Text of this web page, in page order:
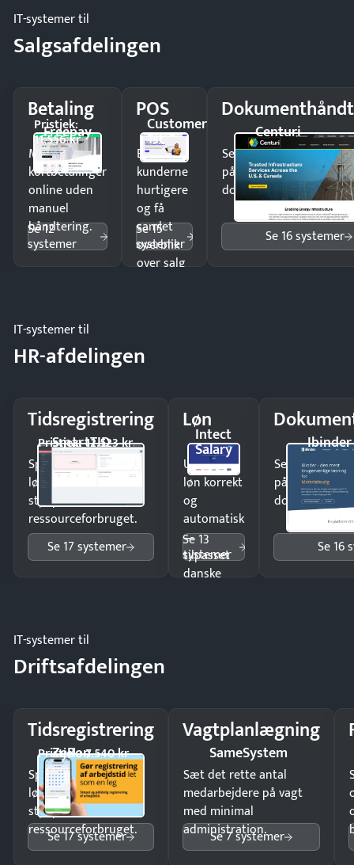
IT-systemer til
Salgsafdelingen
Betaling
Freepay
Pristjek:
11.556 kr
Modtag
kortbetalinger
online uden
manuel
håndtering.
Se 12
systemer
POS
Customer
1st
Ekspedér
kunderne
hurtigere
og få
samlet
overblik
over salg
Se 15
systemer
Centuri
Send kontrakter til
på minutter og mist
dokumenter.
Se 16 systemer
IT-systemer til
HR-afdelingen
Tidsregistrering
SmartTID
Pristjek: 12.523 kr
Spar tid på
lønberegning og få
styr på
ressourceforbruget.
Se 17 systemer
Løn
Intect
Salary
Udbetal
løn korrekt
og
automatisk
—
tilpasset
danske
Se 13
systemer
Ibinder
Send
på minutter
dokumenter.
Se 16
IT-systemer til
Driftsafdelingen
Tidsregistrering
ZeBon
Pristjek: 7.540 kr
Spar tid på
lønberegning og få
styr på
ressourceforbruget.
Se 17 systemer
Vagtplanlægning
SameSystem
Sæt det rette antal
medarbejdere på vagt
med minimal
administration.
Se 7 systemer